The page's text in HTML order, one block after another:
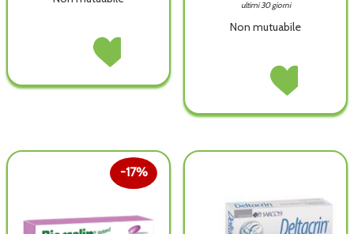
BIOMINERAL
30CPS non
Acquista BIOMINERAL
5
30CPS alla
ultimi 30 giorni
Non mutuabile
BIOSCALIN
è
Acquista
ENERGY
wishlist
17%